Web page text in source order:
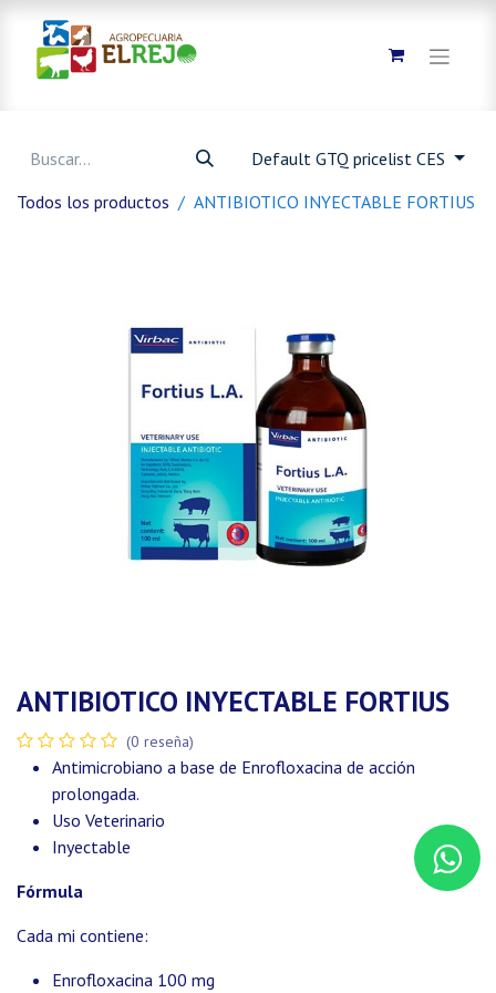
Default GTQ pricelist CES
Todos los productos
ANTIBIOTICO INYECTABLE FORTIUS
ANTIBIOTICO INYECTABLE FORTIUS
(0 reseña)
Antimicrobiano a base de Enrofloxacina de acción
prolongada.
Uso Veterinario
Inyectable
Fórmula
Cada mi contiene:
Enrofloxacina 100 mg